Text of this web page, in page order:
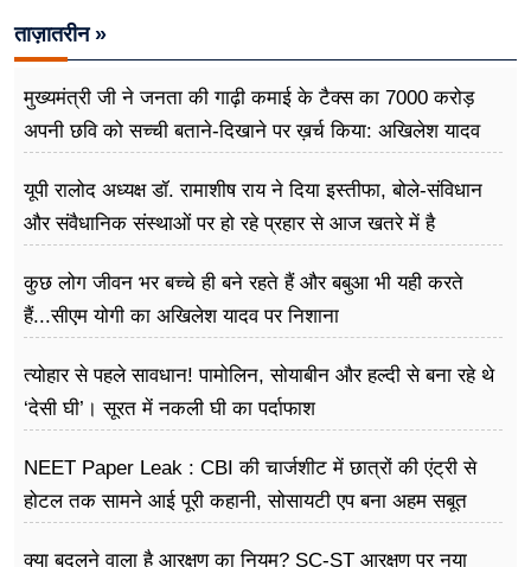
ताज़ातरीन »
मुख्यमंत्री जी ने जनता की गाढ़ी कमाई के टैक्स का 7000 करोड़
अपनी छवि को सच्ची बताने-दिखाने पर ख़र्च किया: अखिलेश यादव
यूपी रालोद अध्यक्ष डॉ. रामाशीष राय ने दिया इस्तीफा, बोले-संविधान
और संवैधानिक संस्थाओं पर हो रहे प्रहार से आज खतरे में है
कुछ लोग जीवन भर बच्चे ही बने रहते हैं और बबुआ भी यही करते
हैं...सीएम योगी का अखिलेश यादव पर निशाना
त्योहार से पहले सावधान! पामोलिन, सोयाबीन और हल्दी से बना रहे थे
‘देसी घी’। सूरत में नकली घी का पर्दाफाश
NEET Paper Leak : CBI की चार्जशीट में छात्रों की एंट्री से
होटल तक सामने आई पूरी कहानी, सोसायटी एप बना अहम सबूत
क्या बदलने वाला है आरक्षण का नियम? SC-ST आरक्षण पर नया